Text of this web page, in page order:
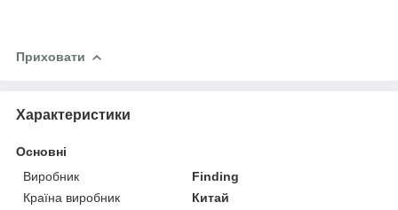
Приховати
Характеристики
Основні
Виробник
Finding
Країна виробник
Китай